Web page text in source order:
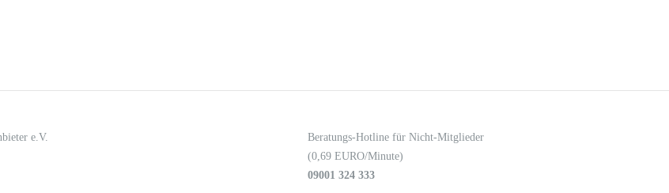
e.V.
Beratungs-Hotline für Nicht-Mitglieder
(0,69 EURO/Minute)
09001 324 333